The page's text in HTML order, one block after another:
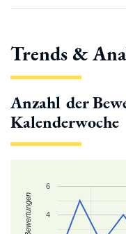
Trends &
Anzahl der
Kalenderwoche
4
6